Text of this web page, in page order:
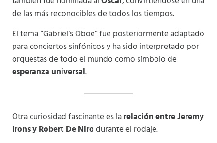
de las más reconocibles de todos los tiempos.
El tema “Gabriel’s Oboe” fue posteriormente adaptado
para conciertos sinfónicos y ha sido interpretado por
orquestas de todo el mundo como símbolo de
esperanza universal.
Otra curiosidad fascinante es larelación entre Jeremy
Irons y Robert De Nirodurante el rodaje.